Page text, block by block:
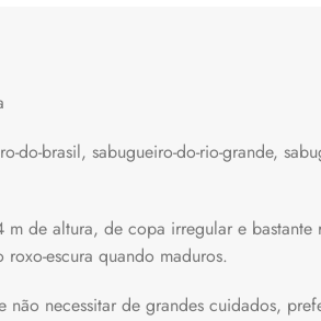
do-brasil, sabugueiro-do-rio-grande,
m de altura, de copa irregular e
escura quando maduros.
necessitar de grandes cuidados,